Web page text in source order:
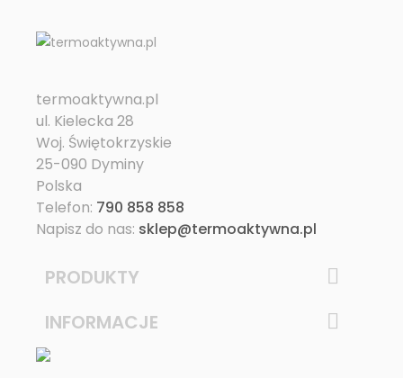
termoaktywna.pl
ul. Kielecka 28
Woj. Świętokrzyskie
25-090 Dyminy
Polska
Telefon: 790 858 858
Napisz do nas: sklep@termoaktywna.pl
PRODUKTY 
INFORMACJE 